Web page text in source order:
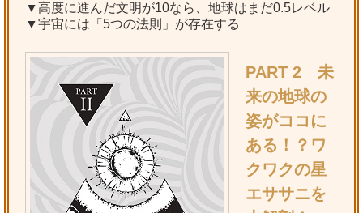
▼高度に進んだ文明が10なら、地球はまだ0.5レベル
▼宇宙には「5つの法則」が存在する
PART 2 未
来の地球の
姿がココに
ある！？ワ
クワクの星
エササニを